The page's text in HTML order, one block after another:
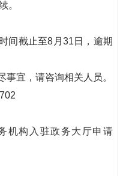
。
间截止至8月31日，逾期
事宜，请咨询相关人员。
机构入驻政务大厅申请